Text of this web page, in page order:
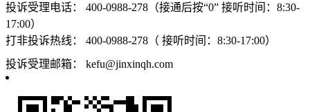
投诉受理电话：
400-0988-278（接通后按“0” 接听时间：8:30-
17:00）
打非投诉热线：
400-0988-278（ 接听时间：8:30-17:00）
投诉受理邮箱：
kefu@jinxinqh.com